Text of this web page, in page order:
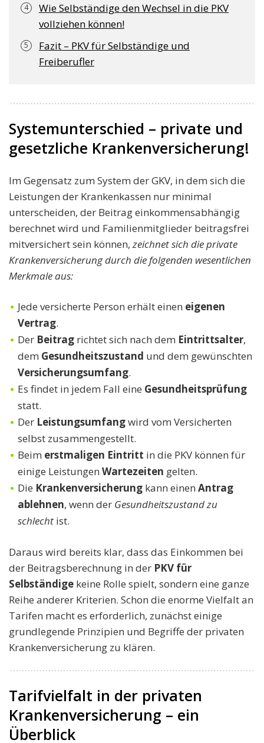
Wie Selbständige den Wechsel in die PKV
vollziehen können!
Fazit – PKV für Selbständige und
Freiberufler
Systemunterschied – private und
gesetzliche Krankenversicherung!
Im Gegensatz zum System der GKV, in dem sich die
Leistungen der Krankenkassen nur minimal
unterscheiden, der Beitrag einkommensabhängig
berechnet wird und Familienmitglieder beitragsfrei
mitversichert sein können,zeichnet sich die private
Krankenversicherung durch die folgenden wesentlichen
Merkmale aus:
Jede versicherte Person erhält einen eigenen
Vertrag.
Der Beitrag richtet sich nach dem Eintrittsalter,
dem Gesundheitszustand und dem gewünschten
Versicherungsumfang.
Es findet in jedem Fall eine Gesundheitsprüfung
statt.
Der Leistungsumfangwird vom Versicherten
selbst zusammengestellt.
Beim erstmaligen Eintritt in die PKV können für
einige Leistungen Wartezeiten gelten.
Die Krankenversicherung kann einen Antrag
ablehnen, wenn der Gesundheitszustand zu
schlecht ist.
Daraus wird bereits klar, dass das Einkommen bei
der Beitragsberechnung in der PKV für
Selbständige keine Rolle spielt, sondern eine ganze
Reihe anderer Kriterien. Schon die enorme Vielfalt an
Tarifen macht es erforderlich, zunächst einige
grundlegende Prinzipien und Begriffe der privaten
Krankenversicherung zu klären.
Tarifvielfalt in der privaten
Krankenversicherung – ein
Überblick